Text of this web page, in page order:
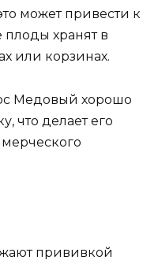
может привести к
хранят в
или корзинах.
Медовый хорошо
что делает его
прививкой